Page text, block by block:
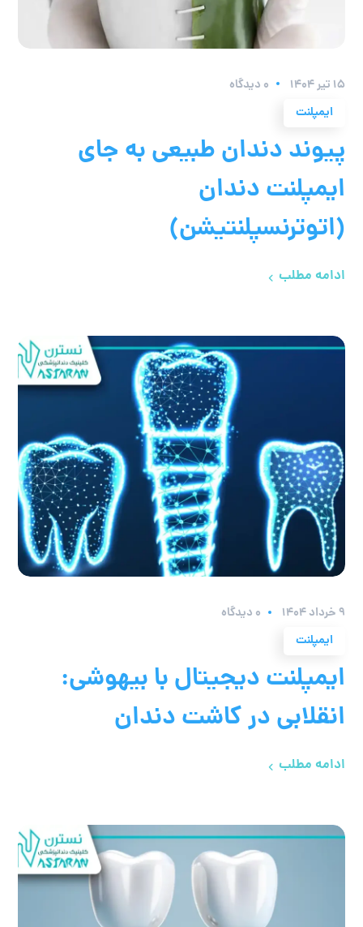
۱۵ تیر ۱۴۰۴
0 دیدگاه
ایمپلنت
پیوند دندان طبیعی به جای
ایمپلنت دندان
(اتوترنسپلنتیشن)
ادامه مطلب
۹ خرداد ۱۴۰۴
0 دیدگاه
ایمپلنت
ایمپلنت دیجیتال با بیهوشی:
انقلابی در کاشت دندان
ادامه مطلب